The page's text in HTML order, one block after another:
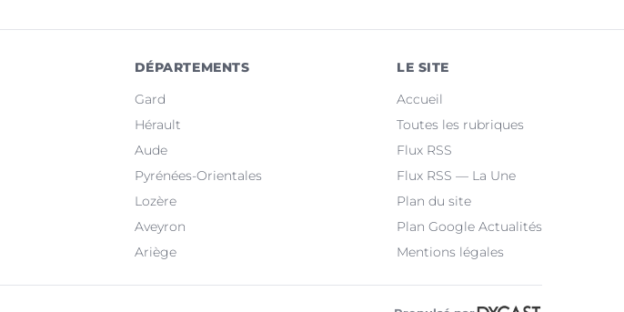
DÉPARTEMENTS
Gard
Hérault
Aude
Pyrénées-Orientales
Lozère
Aveyron
Ariège
LE SITE
Accueil
Toutes les rubriques
Flux RSS
Flux RSS — La Une
Plan du site
Plan Google Actualités
Mentions légales